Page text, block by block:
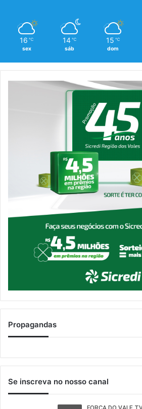
16 ℃
sex
14 ℃
sáb
15 ℃
dom
Propagandas
Se inscreva no nosso canal